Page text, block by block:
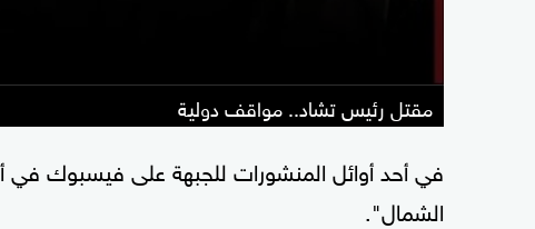
مقتل رئيس تشاد.. مواقف دولية
الشمال".